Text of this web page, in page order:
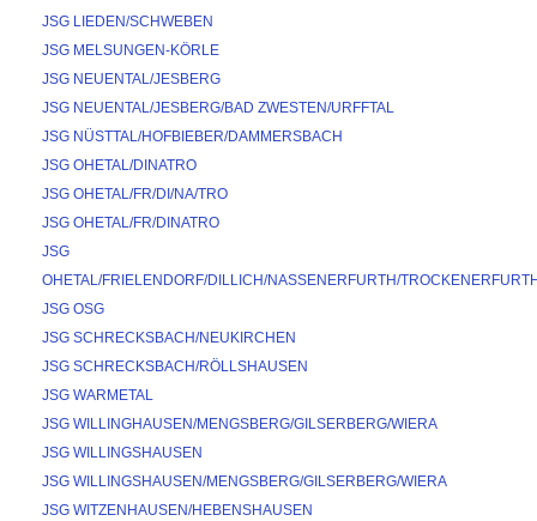
JSG LIEDEN/SCHWEBEN
JSG MELSUNGEN-KÖRLE
JSG NEUENTAL/JESBERG
JSG NEUENTAL/JESBERG/BAD ZWESTEN/URFFTAL
JSG NÜSTTAL/HOFBIEBER/DAMMERSBACH
JSG OHETAL/DINATRO
JSG OHETAL/FR/DI/NA/TRO
JSG OHETAL/FR/DINATRO
JSG
OHETAL/FRIELENDORF/DILLICH/NASSENERFURTH/
JSG OSG
JSG SCHRECKSBACH/NEUKIRCHEN
JSG SCHRECKSBACH/RÖLLSHAUSEN
JSG WARMETAL
JSG WILLINGHAUSEN/MENGSBERG/GILSERBERG/WIERA
JSG WILLINGSHAUSEN
JSG WILLINGSHAUSEN/MENGSBERG/GILSERBERG/WIERA
JSG WITZENHAUSEN/HEBENSHAUSEN